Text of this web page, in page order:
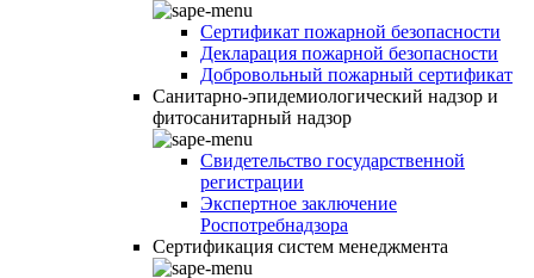
Сертификат пожарной безопасности
Декларация пожарной безопасности
Добровольный пожарный сертификат
Санитарно-эпидемиологический надзор и
фитосанитарный надзор
Свидетельство государственной
регистрации
Экспертное заключение
Роспотребнадзора
Сертификация систем менеджмента